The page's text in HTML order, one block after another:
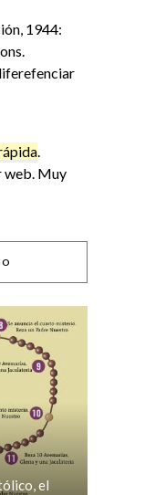
1944:
.
web. Muy
el